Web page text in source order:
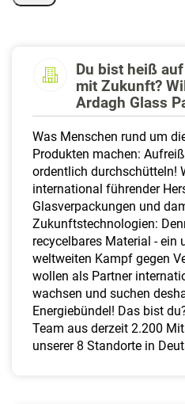
Du bist heiß
mit Zukunft?
Ardagh Glass
Was Menschen rund um
Produkten machen:
ordentlich durchschütteln!
international führender
Glasverpackungen und
Zukunftstechnologien:
recycelbares Material - ein
weltweiten Kampf gegen
wollen als Partner
wachsen und suchen
Energiebündel! Das bist
Team aus derzeit 2.200
unserer 8 Standorte in